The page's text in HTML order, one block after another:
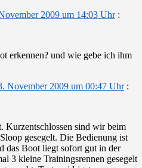
2009 um 14:03 Uhr :
erkennen? und wie gebe ich ihm
November 2009 um 00:47 Uhr :
Kurzentschlossen sind wir beim
gesegelt. Die Bedienung ist
das Boot liegt sofort gut in der
3 kleine Trainingsrennen gesegelt